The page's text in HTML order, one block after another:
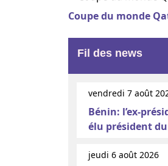
Coupe du monde
Fil des news
vendredi 7 août
Bénin: l’ex-
élu président
jeudi 6 août 2026